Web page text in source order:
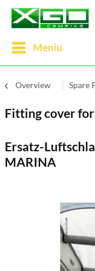
Meniu
Overview Spare
Fitting cover
Ersatz-
MARINA